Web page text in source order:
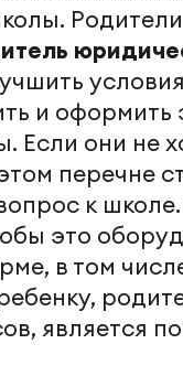
и
Если они не
перечне
к
это
в том
является